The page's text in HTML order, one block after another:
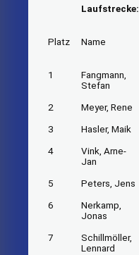
Laufstrecke:
Platz Name
1
Fangmann,
Stefan
2 Meyer, Rene
3 Hasler, Maik
4
Vink, Arne-
Jan
5 Peters, Jens
6
Nerkamp,
Jonas
7
Schillmöller,
Lennard